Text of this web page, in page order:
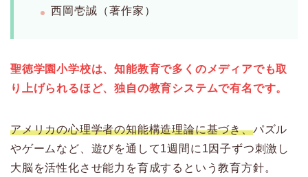
西岡壱誠（著作家）
聖徳学園小学校は、知能教育で多くのメディアでも取
り上げられるほど、独自の教育システムで有名です。
アメリカの心理学者の知能構造理論に基づき、パズル
やゲームなど、遊びを通して1週間に1因子ずつ刺激し
大脳を活性化させ能力を育成するという教育方針。